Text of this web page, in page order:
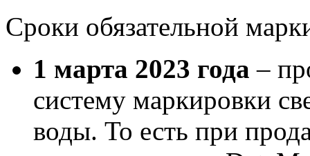
Сроки обязательной
1 марта 2023 года –
систему маркировки
воды. То есть при